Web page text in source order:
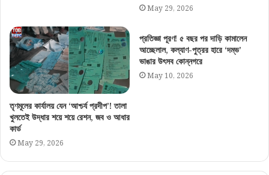
May 29, 2026
তৃণমূলের কার্যালয় যেন ‘আশ্চর্য প্রদীপ’! তালা
খুলতেই উদ্ধার শয়ে শয়ে রেশন, জব ও আধার
কার্ড
May 29, 2026
প্রতিজ্ঞা পূরণ! ৫ বছর পর দাড়ি কামালেন
আচ্ছেলাল, কল্যাণ-পুত্রর হারে ‘দম্ভ’
ভাঙার উৎসব কোন্নগরে
May 10, 2026